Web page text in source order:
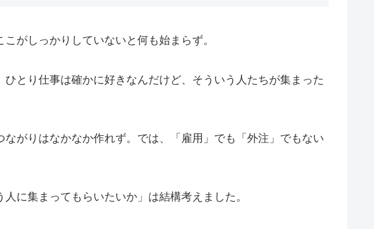
がしっかりしていないと何も始まらず。
とり仕事は確かに好きなんだけど、そういう人たちが集まった
がりはなかなか作れず。では、「雇用」でも「外注」でもない
に集まってもらいたいか」は結構考えました。